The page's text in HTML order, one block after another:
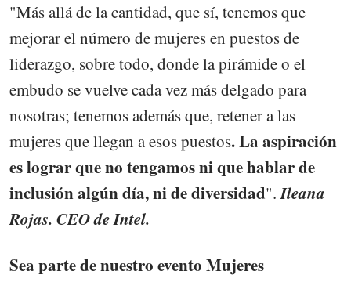
"Más allá de la cantidad, que sí, tenemos que
mejorar el número de mujeres en puestos de
liderazgo, sobre todo, donde la pirámide o el
embudo se vuelve cada vez más delgado para
nosotras; tenemos además que, retener a las
mujeres que llegan a esos puestos. La aspiración
es lograr que no tengamos ni que hablar de
inclusión algún día, ni de diversidad".Ileana
Rojas. CEO de Intel.
Sea parte de nuestro evento Mujeres